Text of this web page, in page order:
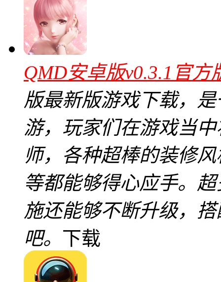
QMD安卓版v0.3.1官方
版最新版游戏下载，
游，玩家们在游戏当
师，各种超棒的装修
等都能够得心应手。
施还能够不断升级，
吧。 下载